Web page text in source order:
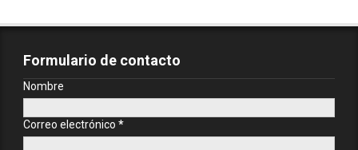
Formulario de contacto
Nombre
Correo electrónico *